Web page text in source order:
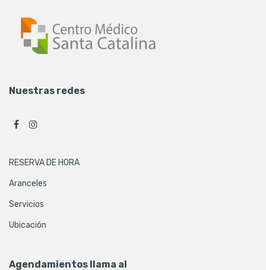
Nuestras redes
RESERVA DE HORA
Aranceles
Servicios
Ubicación
Agendamientos llama al